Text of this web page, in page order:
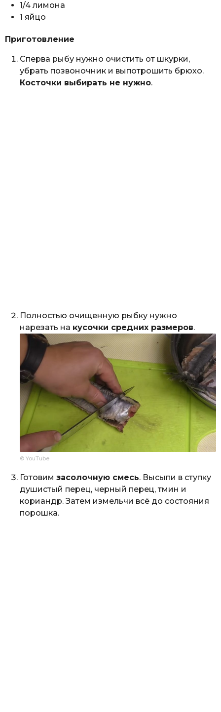
1/4 лимона
1 яйцо
Приготовление
Сперва рыбу нужно очистить от шкурки,
убрать позвоночник и выпотрошить брюхо.
Косточки выбирать не нужно.
Полностью очищенную рыбку нужно
нарезать на кусочки средних размеров.
© YouTube
Готовим засолочную смесь. Высыпи в ступку
душистый перец, черный перец, тмин и
кориандр. Затем измельчи всё до состояния
порошка.